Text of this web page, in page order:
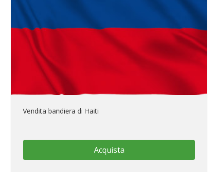
Vendita bandiera di Haiti
Acquista